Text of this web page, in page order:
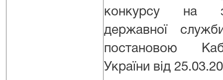
конкурсу на
державної
постановою
України від